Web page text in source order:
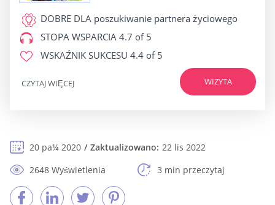
DOBRE DLA poszukiwanie partnera życiowego
STOPA WSPARCIA 4.7 of 5
WSKAŹNIK SUKCESU 4.4 of 5
WIZYTA
CZYTAJ WIĘCEJ
20 pa¼ 2020 Zaktualizowano: 22 lis 2022
2648 Wyświetlenia
3 min przeczytaj